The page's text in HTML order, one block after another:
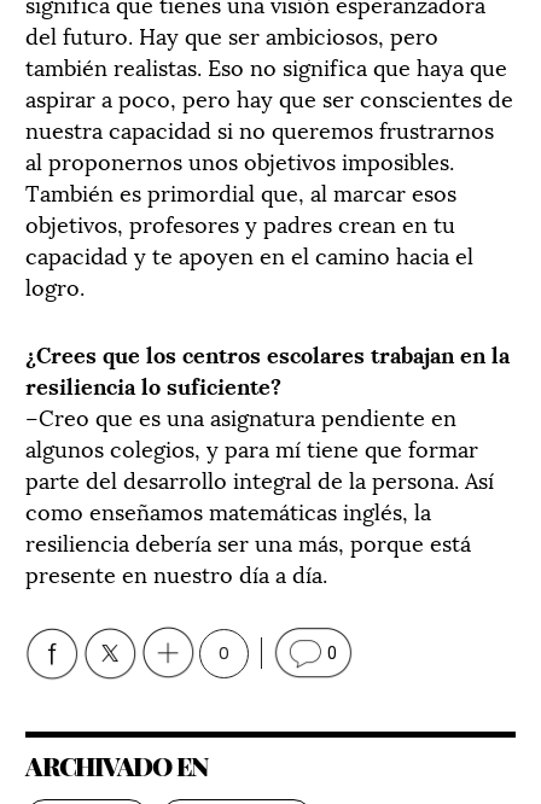
del futuro. Hay que ser ambiciosos, pero
también realistas. Eso no significa que haya que
aspirar a poco, pero hay que ser conscientes de
nuestra capacidad si no queremos frustrarnos
al proponernos unos objetivos imposibles.
También es primordial que, al marcar esos
objetivos, profesores y padres crean en tu
capacidad y te apoyen en el camino hacia el
logro.
¿Crees que los centros escolares trabajan en la
resiliencia lo suficiente?
–Creo que es una asignatura pendiente en
algunos colegios, y para mí tiene que formar
parte del desarrollo integral de la persona. Así
como enseñamos matemáticas inglés, la
resiliencia debería ser una más, porque está
presente en nuestro día a día.
0 0
ARCHIVADO EN